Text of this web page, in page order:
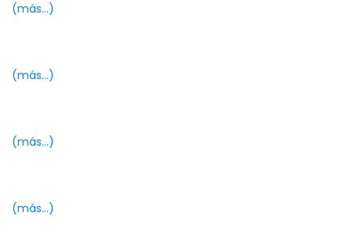
(más…)
(más…)
(más…)
(más…)